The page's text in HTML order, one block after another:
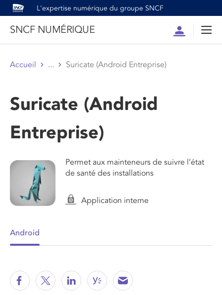
L'expertise numérique du groupe SNCF
SNCF NUMÉRIQUE
Compte
Accueil ... Suricate (Android Entreprise)
Suricate (Android
Entreprise)
Permet aux mainteneurs de suivre l’état
de santé des installations
Application interne
Android